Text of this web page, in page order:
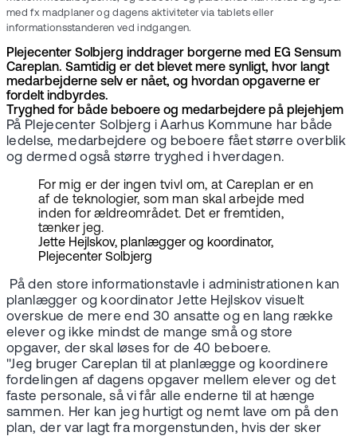
med fx madplaner og dagens aktiviteter via tablets eller
informationsstanderen ved indgangen.
Plejecenter Solbjerg inddrager borgerne med EG Sensum
Careplan. Samtidig er det blevet mere synligt, hvor langt
medarbejderne selv er nået, og hvordan opgaverne er
fordelt indbyrdes.
Tryghed for både beboere og medarbejdere på plejehjem
På Plejecenter Solbjerg i Aarhus Kommune har både
ledelse, medarbejdere og beboere fået større overblik
og dermed også større tryghed i hverdagen.
For mig er der ingen tvivl om, at Careplan er en
af de teknologier, som man skal arbejde med
inden for ældreområdet. Det er fremtiden,
tænker jeg.
Jette Hejlskov, planlægger og koordinator,
Plejecenter Solbjerg
På den store informationstavle i administrationen kan
planlægger og koordinator Jette Hejlskov visuelt
overskue de mere end 30 ansatte og en lang række
elever og ikke mindst de mange små og store
opgaver, der skal løses for de 40 beboere.
"Jeg bruger Careplan til at planlægge og koordinere
fordelingen af dagens opgaver mellem elever og det
faste personale, så vi får alle enderne til at hænge
sammen. Her kan jeg hurtigt og nemt lave om på den
plan, der var lagt fra morgenstunden, hvis der sker